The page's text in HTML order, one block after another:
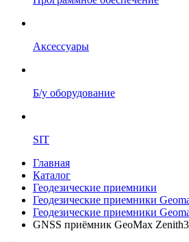
Аксессуары
Б/у оборудование
SIT
Главная
Каталог
Геодезические приемники
Геодезические приемники
Геодезические приемники
GNSS приёмник GeoMax